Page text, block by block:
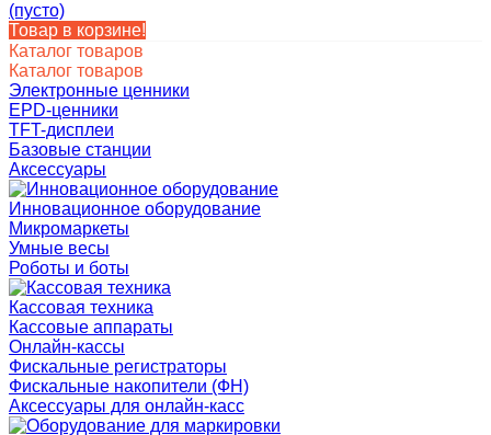
(пусто)
Товар в корзине!
Каталог товаров
Каталог товаров
Электронные ценники
EPD-ценники
TFT-дисплеи
Базовые станции
Аксессуары
Инновационное оборудование
Микромаркеты
Умные весы
Роботы и боты
Кассовая техника
Кассовые аппараты
Онлайн-кассы
Фискальные регистраторы
Фискальные накопители (ФН)
Аксессуары для онлайн-касс